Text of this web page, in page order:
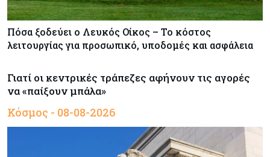
Πόσα ξοδεύει ο Λευκός Οίκος – Το κόστος
λειτουργίας για προσωπικό, υποδομές και ασφάλεια
Γιατί οι κεντρικές τράπεζες αφήνουν τις αγορές
να «παίξουν μπάλα»
Κόσμος - 08-08-2026